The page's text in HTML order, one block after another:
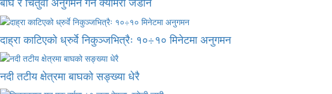
दाह्रा काटिएको ध्रुर्वे निकुञ्जभित्रैः १०÷१० मिनेटमा अनुगमन
नदी तटीय क्षेत्रमा बाघको सङ्ख्या धेरै